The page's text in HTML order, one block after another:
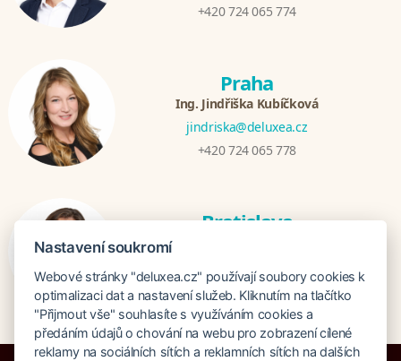
+420 724 065 774
Praha
Ing. Jindřiška Kubíčková
jindriska@deluxea.cz
+420 724 065 778
Bratislava
+421 948 759 074
Nastavení soukromí
Webové stránky "deluxea.cz" používají soubory cookies k
optimalizaci dat a nastavení služeb. Kliknutím na tlačítko
"Přijmout vše" souhlasíte s využíváním cookies a
předáním údajů o chování na webu pro zobrazení cílené
reklamy na sociálních sítích a reklamních sítích na dalších